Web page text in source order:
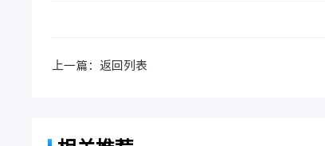
上一篇： 返回列表